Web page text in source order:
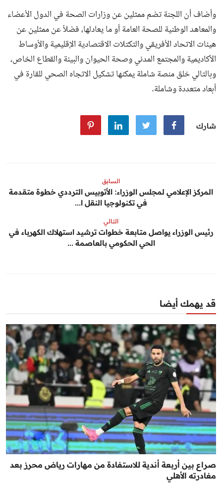
وأضاف أن اللجنة تضم ممثلين عن وزارات الصحة في الدول الأعضاء
والمعاهد الوطنية للصحة العامة أو ما يعادلها، فضلاً عن ممثلين عن
هيئات الاتحاد الأفريقي والتكتلات الاقتصادية الإقليمية والأوساط
الأكاديمية والمجتمع المدني وصحة الحيوان والبيئة والقطاع الخاص،
وبالتالي خلق منصة شاملة يمكنها تشكيل الاتجاه الصحي للقارة في
أبعاد متعددة وشاملة.
شارك
السابق
المركز الإعلامي لمجلس الوزراء: الأتوبيس الترددي خطوة متقدمة
في تكنولوجيا النقل ا...
التالي
رئيس الوزراء يواصل متابعة خطوات ترشيد استهلاك الكهرباء في
الحي الحكومي بالعاصمة ...
قد يهمك أيضا
صراع بين أربعة أندية للاستفادة من مهارات رياض محرز بعد
مغادرته الأهلي